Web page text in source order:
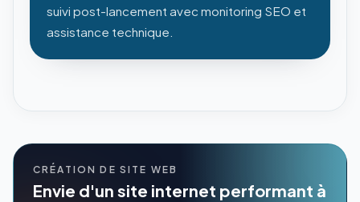
suivi post-lancement avec monitoring SEO et
assistance technique.
CRÉATION DE SITE WEB
Envie d'un site internet performant à